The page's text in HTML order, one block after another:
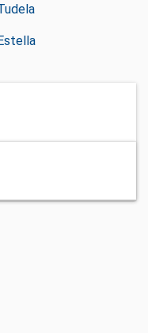
Estella